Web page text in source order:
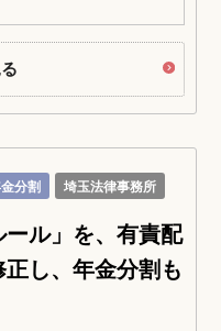
分割 埼玉法律事務所
ル」を、有責配
し、年金分割も